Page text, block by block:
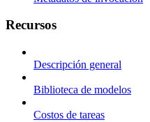
Recursos
Descripción general
Biblioteca de modelos
Costos de tareas